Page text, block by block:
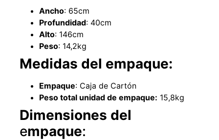
Ancho: 65cm
Profundidad: 40cm
Alto: 146cm
Peso: 14,2kg
Medidas del empaque:
Empaque: Caja de Cartón
Peso total unidad de empaque: 15,8kg
Dimensiones del
empaque:
Empaquetadura 3/16" 4.8mm neopreno
con 1 tela 3.5MP
Agregar al carrito